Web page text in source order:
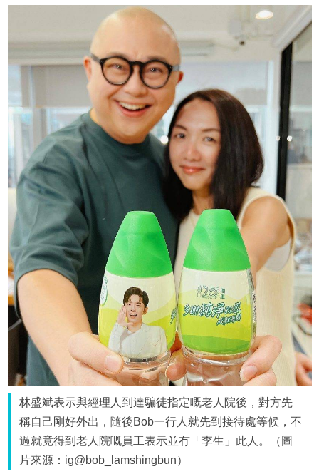
林盛斌表示與經理人到達騙徒指定嘅老人院後，對方先
稱自己剛好外出，隨後Bob一行人就先到接待處等候，不
過就竟得到老人院嘅員工表示並冇「李生」此人。（圖
片來源：ig@bob_lamshingbun）